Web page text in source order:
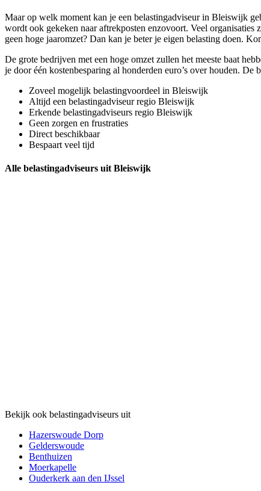
Maar op welk moment kan je een belastingadviseur in Bleiswijk
wordt ook gekeken naar aftrekposten enzovoort. Veel
geen hoge jaaromzet? Dan kan je beter je eigen belasting doen.
De grote bedrijven met een hoge omzet zullen het meeste baat
je door één kostenbesparing al honderden euro’s over houden.
Zoveel mogelijk belastingvoordeel in Bleiswijk
Altijd een belastingadviseur regio Bleiswijk
Erkende belastingadviseurs regio Bleiswijk
Geen zorgen en frustraties
Direct beschikbaar
Bespaart veel tijd
Alle belastingadviseurs uit Bleiswijk
Bekijk ook belastingadviseurs uit
Hazerswoude Dorp
Gelderswoude
Benthuizen
Moerkapelle
Ouderkerk aan den IJssel